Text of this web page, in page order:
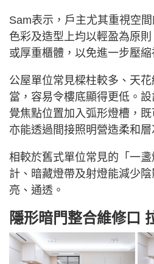
Sam表示，戶主尤其重視空
色彩及造型上均以輕盈為原
或厚重櫃體，以免進一步壓縮
公屋單位常見樑柱較多、天
當，容易令樓底顯得更低。
覺焦點位置加入弧形燈槽，既
亦能透過間接照明營造柔和層
相較於舊式單位常見的「一
計、暗藏燈帶及射燈能減少
亮、通透。
隱形暗門整合維修口